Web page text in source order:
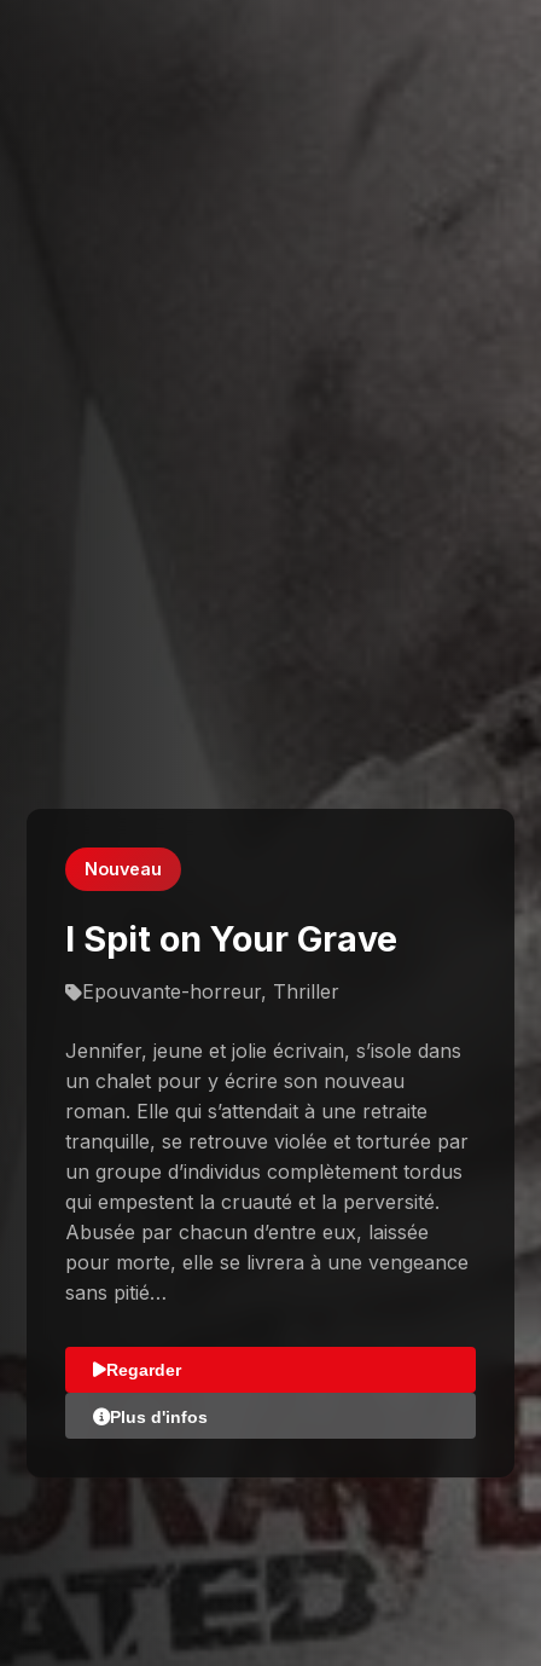
Nouveau
I Spit on Your Grave
Epouvante-horreur, Thriller
Jennifer, jeune et jolie écrivain, s’isole dans
un chalet pour y écrire son nouveau
roman. Elle qui s’attendait à une retraite
tranquille, se retrouve violée et torturée par
un groupe d’individus complètement tordus
qui empestent la cruauté et la perversité.
Abusée par chacun d’entre eux, laissée
pour morte, elle se livrera à une vengeance
sans pitié…
Regarder
Plus d'infos